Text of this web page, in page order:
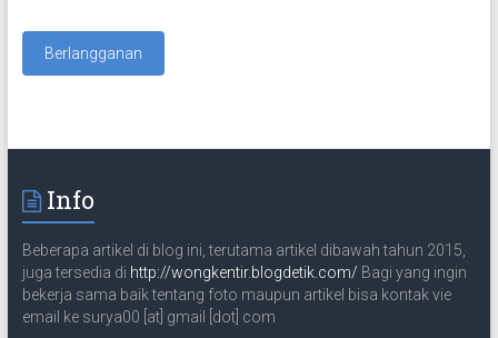
a
i
Info
Beberapa artikel di blog ini, terutama artikel dibawah tahun 2015,
juga tersedia di http://wongkentir.blogdetik.com/ Bagi yang ingin
bekerja sama baik tentang foto maupun artikel bisa kontak vie
email ke surya00 [at] gmail [dot] com